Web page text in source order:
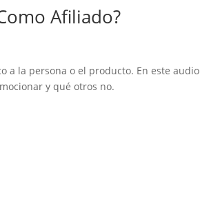
Afiliado?
a la persona o el producto. En este audio
y qué otros no.